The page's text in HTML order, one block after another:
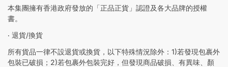
本集團擁有香港政府發放的「正品正貨」認證及各大品牌的授權
書。
‧ 退貨/換貨
所有貨品一律不設退貨或換貨，以下特殊情況除外：1)若發現包裹外
包裝已破損；2)若包裹外包裝完好，但發現商品破損、有異味、顏